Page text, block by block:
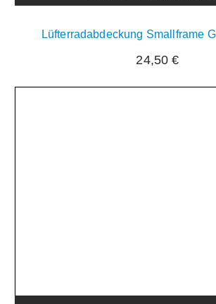
Lüfterradabdeckung Smallframe
24,50€